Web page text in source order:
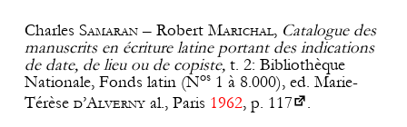
Charles Samaran– Robert Marichal, Catalogue des
manuscrits en écriture latine portant des indications
de date, de lieu ou de copiste, t. 2: Bibliothèque
Nationale, Fonds latin (Nos1 à 8.000), ed. Marie-
Térèse d’Alvernyal., Paris 1962, p. 117
.